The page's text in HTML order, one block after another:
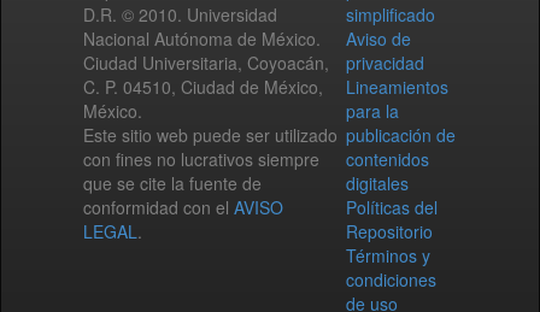
D.R. © 2010. Universidad
Nacional Autónoma de México.
Ciudad Universitaria, Coyoacán,
C. P. 04510, Ciudad de México,
México.
Este sitio web puede ser utilizado
con fines no lucrativos siempre
que se cite la fuente de
conformidad con el AVISO
LEGAL.
simplificado
Aviso de
privacidad
Lineamientos
para la
publicación de
contenidos
digitales
Políticas del
Repositorio
Términos y
condiciones
de uso